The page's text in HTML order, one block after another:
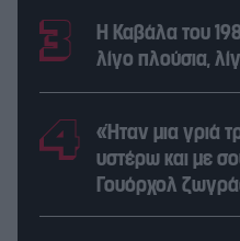
Η Καβάλα του
λίγο πλούσια,
«Ήταν μια γριά
υστέρω και με
Γουόρχολ